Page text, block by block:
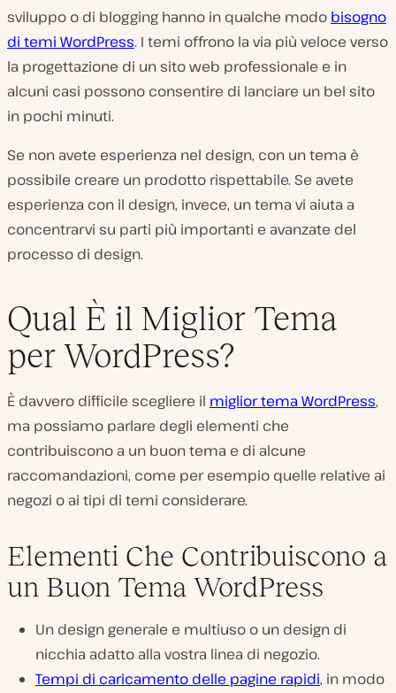
sviluppo o di blogging hanno in qualche modo bisogno
di temi WordPress. I temi offrono la via più veloce verso
la progettazione di un sito web professionale e in
alcuni casi possono consentire di lanciare un bel sito
in pochi minuti.
Se non avete esperienza nel design, con un tema è
possibile creare un prodotto rispettabile. Se avete
esperienza con il design, invece, un tema vi aiuta a
concentrarvi su parti più importanti e avanzate del
processo di design.
Qual È il Miglior Tema
per WordPress?
È davvero difficile scegliere il miglior tema WordPress,
ma possiamo parlare degli elementi che
contribuiscono a un buon tema e di alcune
raccomandazioni, come per esempio quelle relative ai
negozi o ai tipi di temi considerare.
Elementi Che Contribuiscono a
un Buon Tema WordPress
Un design generale e multiuso o un design di
nicchia adatto alla vostra linea di negozio.
Tempi di caricamento delle pagine rapidi, in modo